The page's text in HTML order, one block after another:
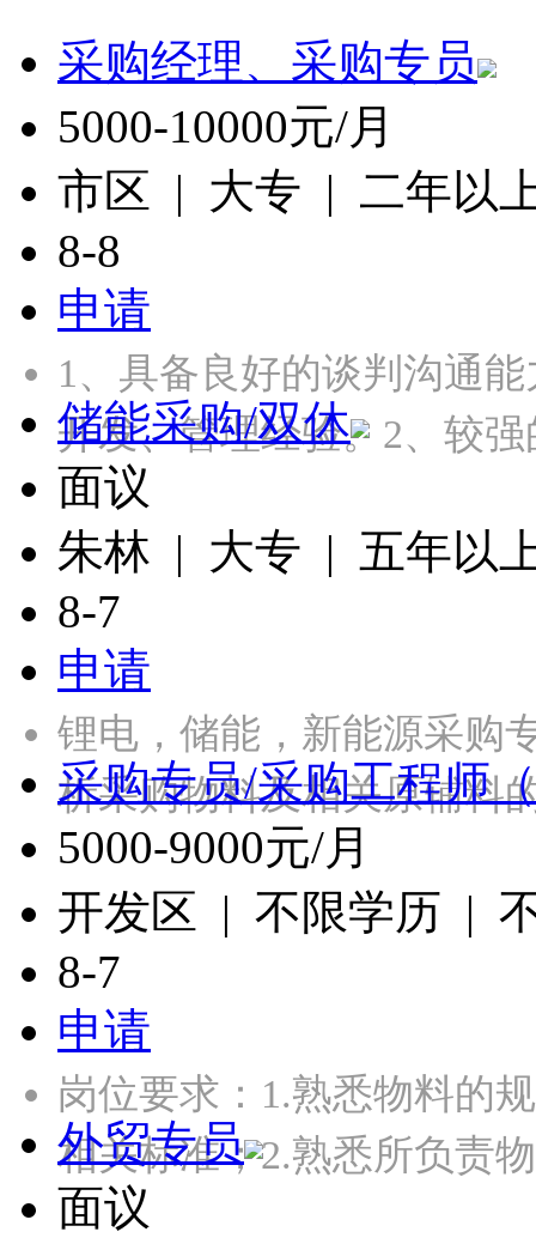
采购经理、采购专员
5000-10000元/月
市区 | 大专 | 二年以
8-8
申请
1、具备良好的谈判沟通
开发、管理经验。2、较
储能采购/双休
面议
朱林 | 大专 | 五年以
8-7
申请
锂电，储能，新能源采购
析采购物料及相关原辅
采购专员/采购工程师
5000-9000元/月
开发区 | 不限学历 |
8-7
申请
岗位要求：1.熟悉物料的
相关标准；2.熟悉所负责
外贸专员
面议